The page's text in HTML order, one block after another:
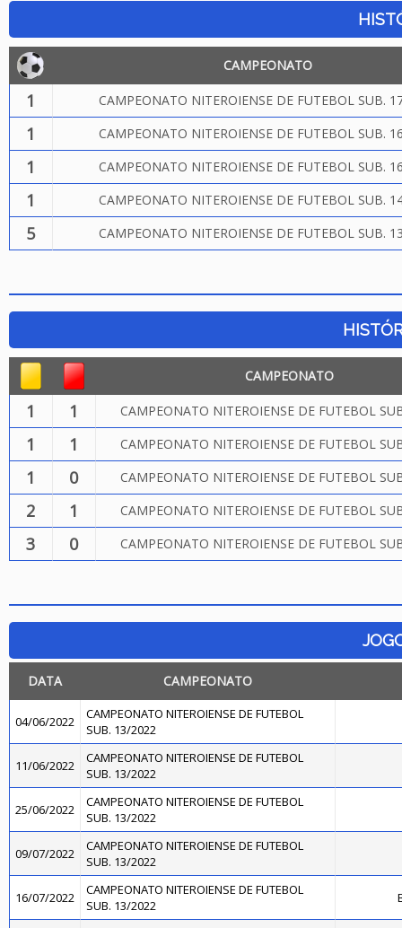
CAMPEONATO
1 CAMPEONATO NITEROIENSE DE FUTEBOL SUB.
1 CAMPEONATO NITEROIENSE DE FUTEBOL SUB.
1 CAMPEONATO NITEROIENSE DE FUTEBOL SUB.
1 CAMPEONATO NITEROIENSE DE FUTEBOL SUB.
5 CAMPEONATO NITEROIENSE DE FUTEBOL SUB.
CAMPEONATO
1 1 CAMPEONATO NITEROIENSE DE FUTEBOL
1 1 CAMPEONATO NITEROIENSE DE FUTEBOL
1 0 CAMPEONATO NITEROIENSE DE FUTEBOL
2 1 CAMPEONATO NITEROIENSE DE FUTEBOL
3 0 CAMPEONATO NITEROIENSE DE FUTEBOL
DATA CAMPEONATO
04/06/2022
CAMPEONATO NITEROIENSE DE FUTEBOL
SUB. 13/2022
11/06/2022
CAMPEONATO NITEROIENSE DE FUTEBOL
SUB. 13/2022
25/06/2022
CAMPEONATO NITEROIENSE DE FUTEBOL
SUB. 13/2022
09/07/2022
CAMPEONATO NITEROIENSE DE FUTEBOL
SUB. 13/2022
16/07/2022
CAMPEONATO NITEROIENSE DE FUTEBOL
SUB. 13/2022